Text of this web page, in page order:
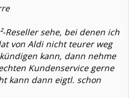
Reseller sehe, bei denen ich
von Aldi nicht teurer weg
kann, dann nehme
Kundenservice gerne
kann dann eigtl. schon